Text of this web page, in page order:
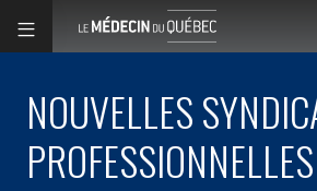
NOUVELLES
PROFESSIONNELLES